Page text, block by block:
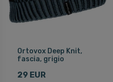
Ortovox Deep Knit,
fascia, grigio
29 EUR